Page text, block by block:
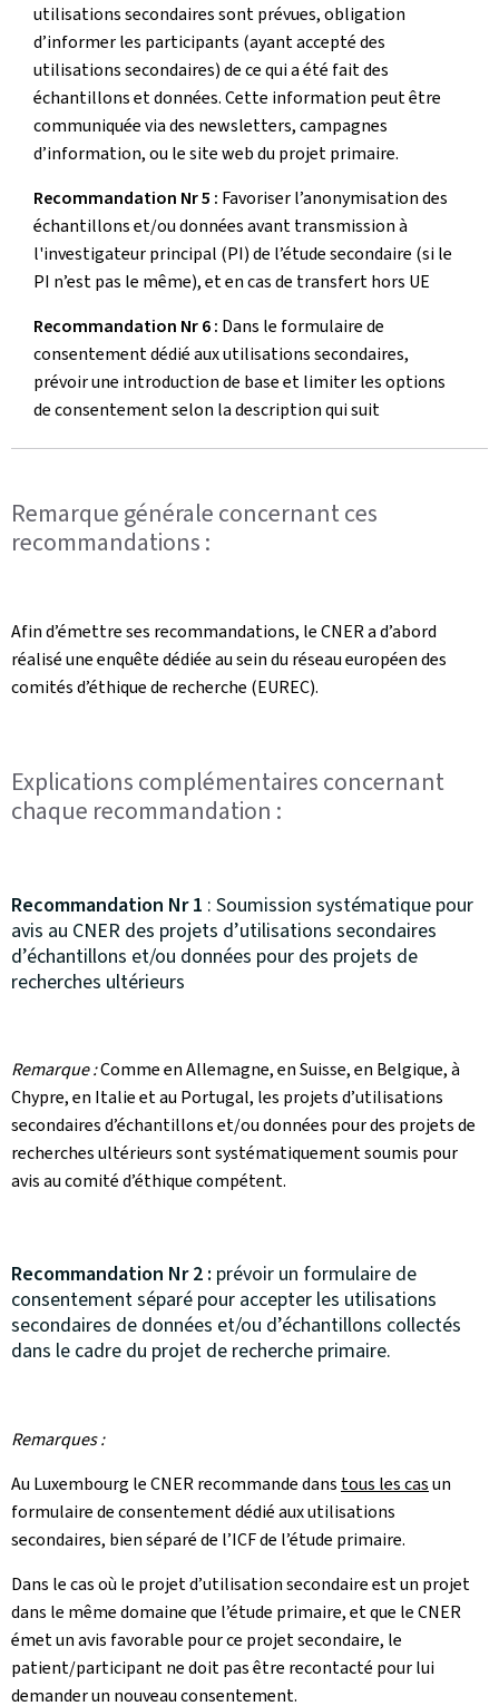
utilisations secondaires sont prévues, obligation
d’informer les participants (ayant accepté des
utilisations secondaires) de ce qui a été fait des
échantillons et données. Cette information peut être
communiquée via des newsletters, campagnes
d’information, ou le site web du projet primaire.
Recommandation Nr 5 : Favoriser l’anonymisation des
échantillons et/ou données avant transmission à
l'investigateur principal (PI) de l’étude secondaire (si le
PI n’est pas le même), et en cas de transfert hors UE
Recommandation Nr 6 : Dans le formulaire de
consentement dédié aux utilisations secondaires,
prévoir une introduction de base et limiter les options
de consentement selon la description qui suit
Remarque générale concernant ces
recommandations :
Afin d’émettre ses recommandations, le CNER a d’abord
réalisé une enquête dédiée au sein du réseau européen des
comités d’éthique de recherche (EUREC).
Explications complémentaires concernant
chaque recommandation :
Recommandation Nr 1 : Soumission systématique pour
avis au CNER des projets d’utilisations secondaires
d’échantillons et/ou données pour des projets de
recherches ultérieurs
Remarque :Comme en Allemagne, en Suisse, en Belgique, à
Chypre, en Italie et au Portugal, les projets d’utilisations
secondaires d’échantillons et/ou données pour des projets de
recherches ultérieurs sont systématiquement soumis pour
avis au comité d’éthique compétent.
Recommandation Nr 2 : prévoir un formulaire de
consentement séparé pour accepter les utilisations
secondaires de données et/ou d’échantillons collectés
dans le cadre du projet de recherche primaire.
Remarques :
Au Luxembourg le CNER recommande dans tous les casun
formulaire de consentement dédié aux utilisations
secondaires, bien séparé de l’ICF de l’étude primaire.
Dans le cas où le projet d’utilisation secondaire est un projet
dans le même domaine que l’étude primaire, et que le CNER
émet un avis favorable pour ce projet secondaire, le
patient/participant ne doit pas être recontacté pour lui
demander un nouveau consentement.